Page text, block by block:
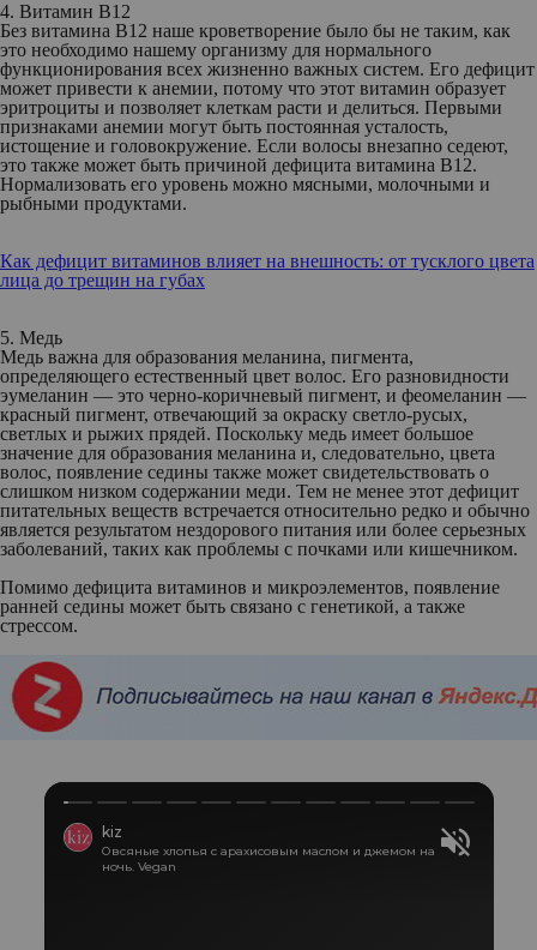
4. Витамин B12
Без витамина В12 наше кроветворение было бы не таким, как
это необходимо нашему организму для нормального
функционирования всех жизненно важных систем. Его дефицит
может привести к анемии, потому что этот витамин образует
эритроциты и позволяет клеткам расти и делиться. Первыми
признаками анемии могут быть постоянная усталость,
истощение и головокружение. Если волосы внезапно седеют,
это также может быть причиной дефицита витамина B12.
Нормализовать его уровень можно мясными, молочными и
рыбными продуктами.
Как дефицит витаминов влияет на внешность: от тусклого цвета
лица до трещин на губах
5. Медь
Медь важна для образования меланина, пигмента,
определяющего естественный цвет волос. Его разновидности
эумеланин — это черно-коричневый пигмент, и феомеланин —
красный пигмент, отвечающий за окраску светло-русых,
светлых и рыжих прядей. Поскольку медь имеет большое
значение для образования меланина и, следовательно, цвета
волос, появление седины также может свидетельствовать о
слишком низком содержании меди. Тем не менее этот дефицит
питательных веществ встречается относительно редко и обычно
является результатом нездорового питания или более серьезных
заболеваний, таких как проблемы с почками или кишечником.
Помимо дефицита витаминов и микроэлементов, появление
ранней седины может быть связано с генетикой, а также
стрессом.